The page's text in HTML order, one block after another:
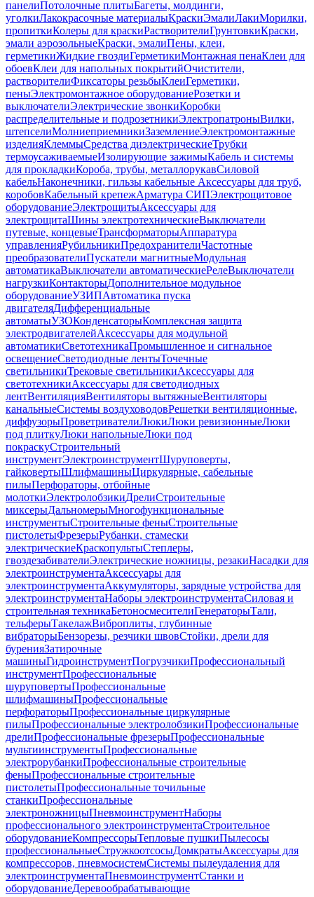
панелиПотолочные плитыБагеты, молдинги,
уголкиЛакокрасочные материалыКраскиЭмалиЛакиМорилки,
пропиткиКолеры для краскиРастворителиГрунтовкиКраски,
эмали аэрозольныеКраски, эмалиПены, клеи,
герметикиЖидкие гвоздиГерметикиМонтажная пенаКлеи для
обоевКлеи для напольных покрытийОчистители,
растворителиФиксаторы резьбыКлеиГерметики,
пеныЭлектромонтажное оборудованиеРозетки и
выключателиЭлектрические звонкиКоробки
распределительные и подрозетникиЭлектропатроныВилки,
штепселиМолниеприемникиЗаземлениеЭлектромонтажные
изделияКлеммыСредства диэлектрическиеТрубки
термоусаживаемыеИзолирующие зажимыКабель и системы
для прокладкиКороба, трубы, металлорукавСиловой
кабельНаконечники, гильзы кабельные Аксессуары для труб,
коробовКабельный крепежАрматура СИПЭлектрощитовое
оборудованиеЭлектрощитыАксессуары для
электрощитаШины электротехническиеВыключатели
путевые, концевыеТрансформаторыАппаратура
управленияРубильникиПредохранителиЧастотные
преобразователиПускатели магнитныеМодульная
автоматикаВыключатели автоматическиеРелеВыключатели
нагрузкиКонтакторыДополнительное модульное
оборудованиеУЗИПАвтоматика пуска
двигателяДифференциальные
автоматыУЗОКонденсаторыКомплексная защита
электродвигателейАксессуары для модульной
автоматикиСветотехникаПромышленное и сигнальное
освещениеСветодиодные лентыТочечные
светильникиТрековые светильникиАксессуары для
светотехникиАксессуары для светодиодных
лентВентиляцияВентиляторы вытяжныеВентиляторы
канальныеСистемы воздуховодовРешетки вентиляционные,
диффузорыПроветривателиЛюкиЛюки ревизионныеЛюки
под плиткуЛюки напольныеЛюки под
покраскуСтроительный
инструментЭлектроинструментШуруповерты,
гайковертыШлифмашиныЦиркулярные, сабельные
пилыПерфораторы, отбойные
молоткиЭлектролобзикиДрелиСтроительные
миксерыДальномерыМногофункциональные
инструментыСтроительные феныСтроительные
пистолетыФрезерыРубанки, стамески
электрическиеКраскопультыСтеплеры,
гвоздезабивателиЭлектрические ножницы, резакиНасадки для
электроинструментаАксессуары для
электроинструментаАккумуляторы, зарядные устройства для
электроинструментаНаборы электроинструментаСиловая и
строительная техникаБетоносмесителиГенераторыТали,
тельферыТакелажВиброплиты, глубинные
вибраторыБензорезы, резчики швовСтойки, дрели для
буренияЗатирочные
машиныГидроинструментПогрузчикиПрофессиональный
инструментПрофессиональные
шуруповертыПрофессиональные
шлифмашиныПрофессиональные
перфораторыПрофессиональные циркулярные
пилыПрофессиональные электролобзикиПрофессиональные
дрелиПрофессиональные фрезерыПрофессиональные
мультиинструментыПрофессиональные
электрорубанкиПрофессиональные строительные
феныПрофессиональные строительные
пистолетыПрофессиональные точильные
станкиПрофессиональные
электроножницыПневмоинструментНаборы
профессионального электроинструментаСтроительное
оборудованиеКомпрессорыТепловые пушкиПылесосы
профессиональныеСтружкоотсосыДомкратыАксессуары для
компрессоров, пневмосистемСистемы пылеудаления для
электроинструментаПневмоинструментСтанки и
оборудованиеДеревообрабатывающие